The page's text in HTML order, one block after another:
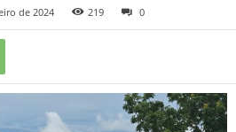
de 2024 219 0